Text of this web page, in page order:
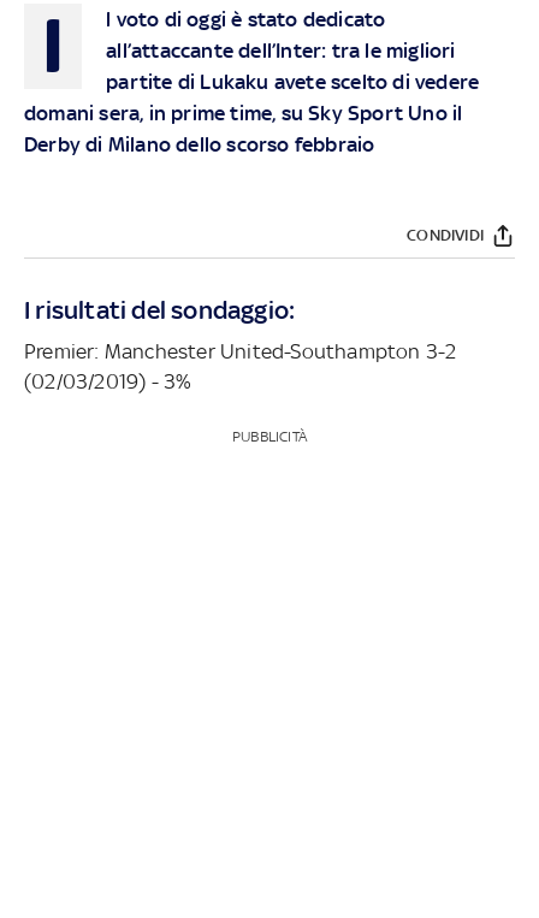
l
l voto di oggi è stato dedicato
all’attaccante dell’Inter: tra le migliori
partite di Lukaku avete scelto di vedere
domani sera, in prime time, su Sky Sport Uno il
Derby di Milano dello scorso febbraio
CONDIVIDI
I risultati del sondaggio:
Premier: Manchester United-Southampton 3-2
(02/03/2019) - 3%
PUBBLICITÀ